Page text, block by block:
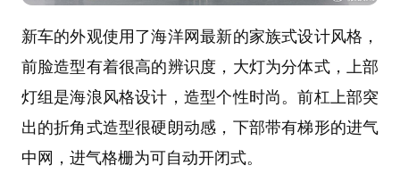
新车的外观使用了海洋网最新的家族式设计风格，
前脸造型有着很高的辨识度，大灯为分体式，上部
灯组是海浪风格设计，造型个性时尚。前杠上部突
出的折角式造型很硬朗动感，下部带有梯形的进气
中网，进气格栅为可自动开闭式。